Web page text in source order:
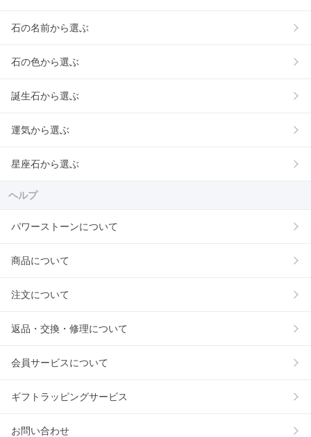
石の名前から選ぶ
石の色から選ぶ
誕生石から選ぶ
運気から選ぶ
星座石から選ぶ
ヘルプ
パワーストーンについて
商品について
注文について
返品・交換・修理について
会員サービスについて
ギフトラッピングサービス
お問い合わせ